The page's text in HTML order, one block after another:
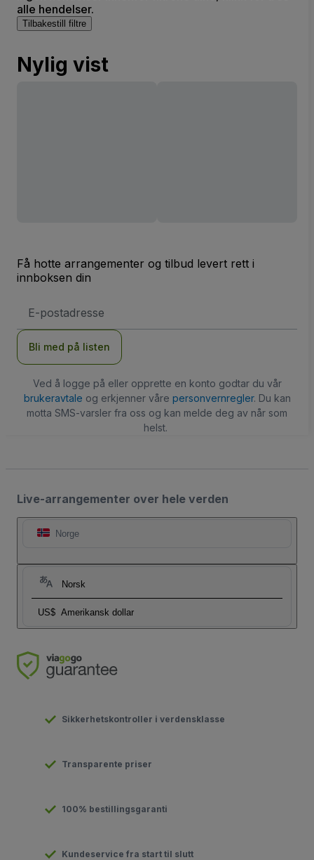
alle hendelser.
Tilbakestill filtre
Nylig vist
Få hotte arrangementer og tilbud levert rett i
innboksen din
postadresse
Bli med på listen
Ved å logge på eller opprette en konto godtar du vår
brukeravtale og erkjenner våre personvernregler. Du kan
motta SMS-varsler fra oss og kan melde deg av når som
helst.
Live-arrangementer over hele verden
Norge
Norsk
US$ Amerikansk dollar
Sikkerhetskontroller i verdensklasse
Transparente priser
100% bestillingsgaranti
Kundeservice fra start til slutt